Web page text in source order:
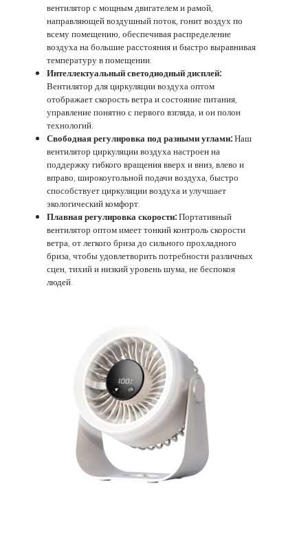
вентилятор с мощным двигателем и рамой,
направляющей воздушный поток, гонит воздух по
всему помещению, обеспечивая распределение
воздуха на большие расстояния и быстро выравнивая
температуру в помещении.
Интеллектуальный светодиодный дисплей:
Вентилятор для циркуляции воздуха оптом
отображает скорость ветра и состояние питания,
управление понятно с первого взгляда, и он полон
технологий.
Свободная регулировка под разными углами:Наш
вентилятор циркуляции воздуха настроен на
поддержку гибкого вращения вверх и вниз, влево и
вправо, широкоугольной подачи воздуха, быстро
способствует циркуляции воздуха и улучшает
экологический комфорт.
Плавная регулировка скорости:Портативный
вентилятор оптом имеет тонкий контроль скорости
ветра, от легкого бриза до сильного прохладного
бриза, чтобы удовлетворить потребности различных
сцен, тихий и низкий уровень шума, не беспокоя
людей.